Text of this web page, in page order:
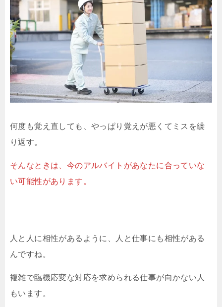
何度も覚え直しても、やっぱり覚えが悪くてミスを繰
り返す。
そんなときは、今のアルバイトがあなたに合っていな
い可能性があります。
人と人に相性があるように、人と仕事にも相性がある
んですね。
複雑で臨機応変な対応を求められる仕事が向かない人
もいます。